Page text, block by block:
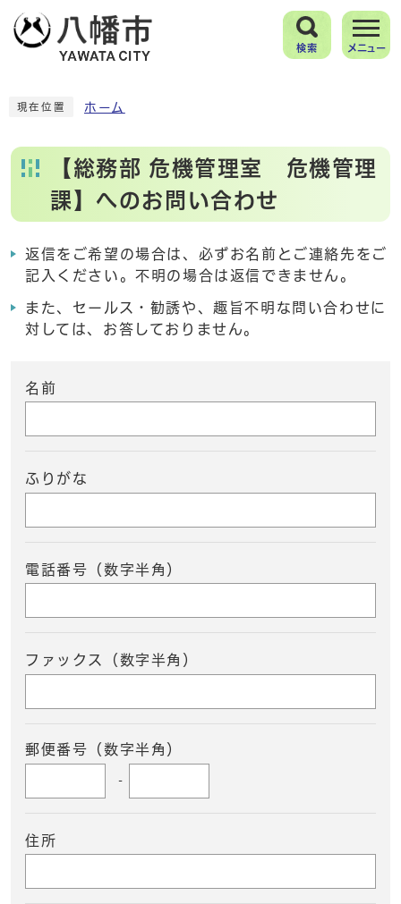
検索 メニュー
現在位置 ホーム
【総務部 危機管理室 危機管理
課】へのお問い合わせ
返信をご希望の場合は、必ずお名前とご連絡先をご
記入ください。不明の場合は返信できません。
また、セールス・勧誘や、趣旨不明な問い合わせに
対しては、お答しておりません。
名前
ふりがな
電話番号（数字半角）
ファックス（数字半角）
郵便番号（数字半角）
-
住所